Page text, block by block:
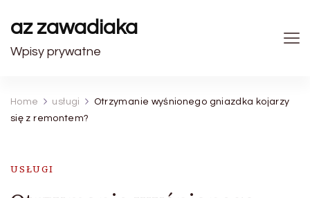
az zawadiaka
Wpisy prywatne
Home usługi
Otrzymanie wyśnionego gniazdka kojarzy
się z remontem?
USŁUGI